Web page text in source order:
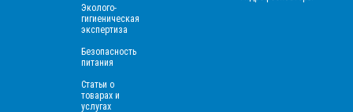
Эколого-
гигиеническая
экспертиза
Безопасность
питания
Статьи о
товарах и
услугах